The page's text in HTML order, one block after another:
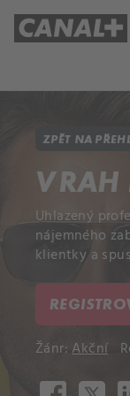
ZPĚT NA
Uhlazený
nájemného
klientky a
Žánr:Akční